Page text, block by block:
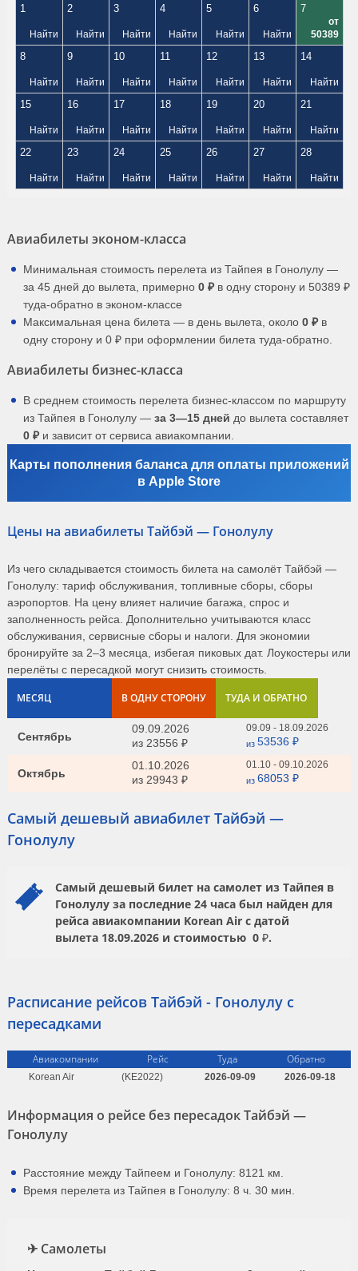
1
Найти
2
Найти
3
Найти
4
Найти
5
Найти
6
Найти
7
от
50389
8
Найти
9
Найти
10
Найти
11
Найти
12
Найти
13
Найти
14
Найти
15
Найти
16
Найти
17
Найти
18
Найти
19
Найти
20
Найти
21
Найти
22
Найти
23
Найти
24
Найти
25
Найти
26
Найти
27
Найти
28
Найти
Авиабилеты эконом-класса
Минимальная стоимость перелета из Тайпея в Гонолулу —
за 45 дней до вылета, примерно 0 ₽ в одну сторону и 50389 ₽
туда-обратно в эконом-классе
Максимальная цена билета — в день вылета, около 0 ₽ в
одну сторону и 0 ₽ при оформлении билета туда-обратно.
Авиабилеты бизнес-класса
В среднем стоимость перелета бизнес-классом по маршруту
из Тайпея в Гонолулу — за 3—15 дней до вылета составляет
0 ₽ и зависит от сервиса авиакомпании.
Карты пополнения баланса для оплаты приложений
в Apple Store
Цены на авиабилеты Тайбэй — Гонолулу
Из чего складывается стоимость билета на самолёт Тайбэй —
Гонолулу: тариф обслуживания, топливные сборы, сборы
аэропортов. На цену влияет наличие багажа, спрос и
заполненность рейса. Дополнительно учитываются класс
обслуживания, сервисные сборы и налоги. Для экономии
бронируйте за 2–3 месяца, избегая пиковых дат. Лоукостеры или
перелёты с пересадкой могут снизить стоимость.
МЕСЯЦ В ОДНУ СТОРОНУ ТУДА И ОБРАТНО
Сентябрь
09.09.2026
из 23556 ₽
09.09 - 18.09.2026
из 53536 ₽
Октябрь
01.10.2026
из 29943 ₽
01.10 - 09.10.2026
из 68053 ₽
Самый дешевый авиабилет Тайбэй —
Гонолулу
Самый дешевый билет на самолет из Тайпея в
Гонолулу за последние 24 часа был найден для
рейса авиакомпании Korean Air с датой
вылета 18.09.2026 и стоимостью 0 ₽.
Расписание рейсов Тайбэй - Гонолулу с
пересадками
Авиакомпании Рейс Туда Обратно
Korean Air (KE2022) 2026-09-09 2026-09-18
Информация о рейсе без пересадок Тайбэй —
Гонолулу
Расстояние между Тайпеем и Гонолулу: 8121 км.
Время перелета из Тайпея в Гонолулу: 8 ч. 30 мин.
✈ Самолеты